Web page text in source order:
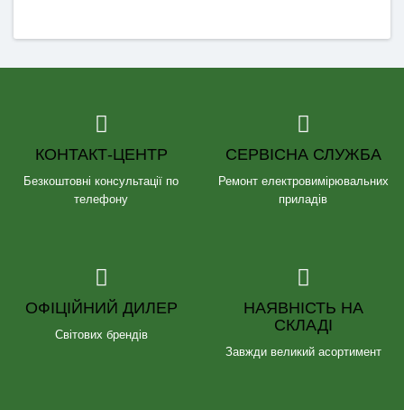
КОНТАКТ-ЦЕНТР
Безкоштовні консультації по
телефону
СЕРВІСНА СЛУЖБА
Ремонт електровимірювальних
приладів
ОФІЦІЙНИЙ ДИЛЕР
Світових брендів
НАЯВНІСТЬ НА
СКЛАДІ
Завжди великий асортимент